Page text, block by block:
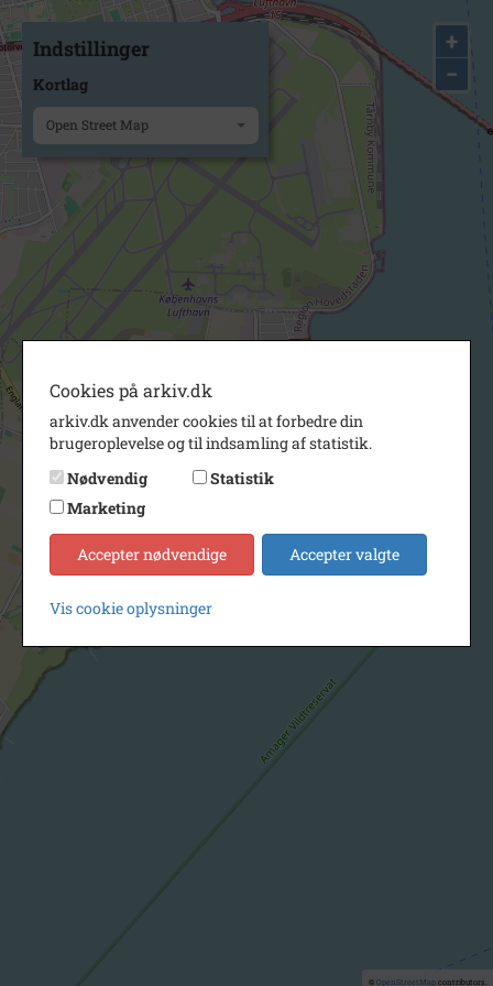
+
−
© OpenStreetMapcontributors.
Indstillinger
Kortlag
Open Street Map
Cookies på arkiv.dk
arkiv.dk anvender cookies til at forbedre din
brugeroplevelse og til indsamling af statistik.
Nødvendig
Statistik
Marketing
Accepter nødvendige Accepter valgte
Vis cookie oplysninger